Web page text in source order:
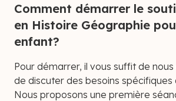
Comment démarrer le
en Histoire Géographie
enfant?
Pour démarrer, il vous suffit de
de discuter des besoins
Nous proposons une première